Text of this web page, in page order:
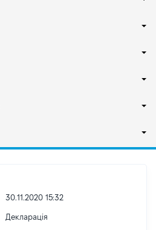
30.11.2020 15:32
Декларація